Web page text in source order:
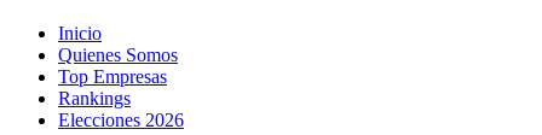
Inicio
Quienes Somos
Top Empresas
Rankings
Elecciones 2026